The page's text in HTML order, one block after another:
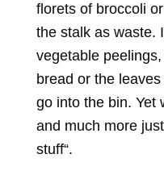
florets of broccoli
the stalk as waste.
vegetable
bread or the
go into the bin. Yet
and much more
stuff“.